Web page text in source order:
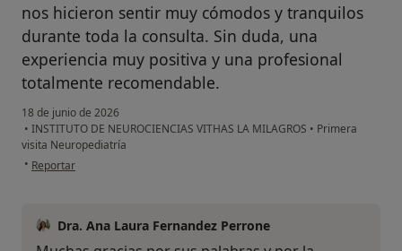
nos hicieron sentir muy cómodos y tranquilos
durante toda la consulta. Sin duda, una
experiencia muy positiva y una profesional
totalmente recomendable.
18 de junio de 2026
• INSTITUTO DE NEUROCIENCIAS VITHAS LA MILAGROS • Primera
visita Neuropediatría
• en opinión del usuario Jose Luis Gonzalez
Reportar
Dra. Ana Laura Fernandez Perrone